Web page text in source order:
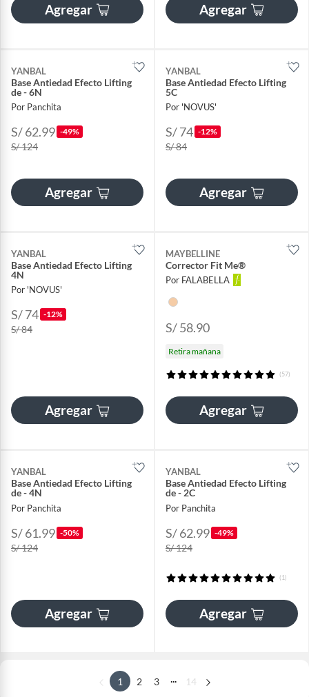
Agregar Agregar
YANBAL
Base Antiedad Efecto Lifting
de - 6N
Por Panchita
S/ 62.99 -49%
S/ 124
Agregar
YANBAL
Base Antiedad Efecto Lifting
5C
Por 'NOVUS'
S/ 74 -12%
S/ 84
Agregar
YANBAL
Base Antiedad Efecto Lifting
4N
Por 'NOVUS'
S/ 74 -12%
S/ 84
Agregar
MAYBELLINE
Corrector Fit Me®
Por FALABELLA
S/ 58.90
Retira mañana
(57)
Agregar
YANBAL
Base Antiedad Efecto Lifting
de - 4N
Por Panchita
S/ 61.99 -50%
S/ 124
Agregar
YANBAL
Base Antiedad Efecto Lifting
de - 2C
Por Panchita
S/ 62.99 -49%
S/ 124
(1)
Agregar
1 2 3 ... 14